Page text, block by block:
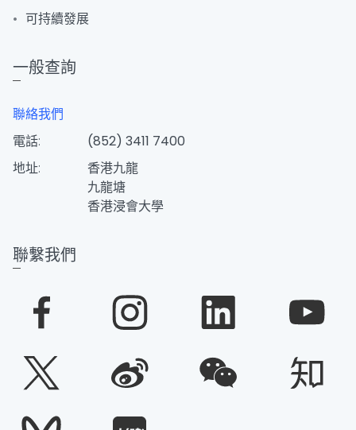
可持續發展
一般查詢
聯絡我們
電話:
(852) 3411 7400
地址:
香港九龍
九龍塘
香港浸會大學
聯繫我們